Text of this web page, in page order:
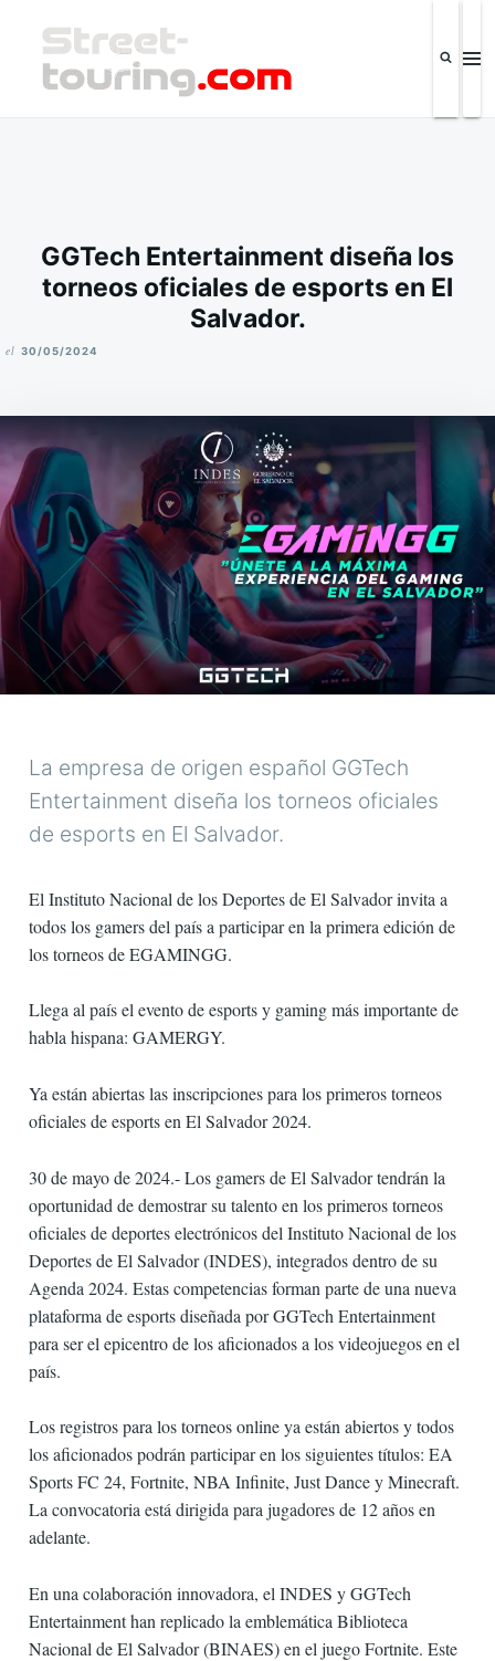
contenido
GGTech Entertainment diseña los
torneos oficiales de esports en El
Salvador.
E
el 30/05/2024
La empresa de origen español GGTech
Entertainment diseña los torneos oficiales
de esports en El Salvador.
El Instituto Nacional de los Deportes de El Salvador invita a
todos los gamers del país a participar en la primera edición de
los torneos de EGAMINGG.
Llega al país el evento de esports y gaming más importante de
habla hispana: GAMERGY.
Ya están abiertas las inscripciones para los primeros torneos
oficiales de esports en El Salvador 2024.
30 de mayo de 2024.- Los gamers de El Salvador tendrán la
oportunidad de demostrar su talento en los primeros torneos
oficiales de deportes electrónicos del Instituto Nacional de los
Deportes de El Salvador (INDES), integrados dentro de su
Agenda 2024. Estas competencias forman parte de una nueva
plataforma de esports diseñada por GGTech Entertainment
para ser el epicentro de los aficionados a los videojuegos en el
país.
Los registros para los torneos online ya están abiertos y todos
los aficionados podrán participar en los siguientes títulos: EA
Sports FC 24, Fortnite, NBA Infinite, Just Dance y Minecraft.
La convocatoria está dirigida para jugadores de 12 años en
adelante.
En una colaboración innovadora, el INDES y GGTech
Entertainment han replicado la emblemática Biblioteca
Nacional de El Salvador (BINAES) en el juego Fortnite. Este